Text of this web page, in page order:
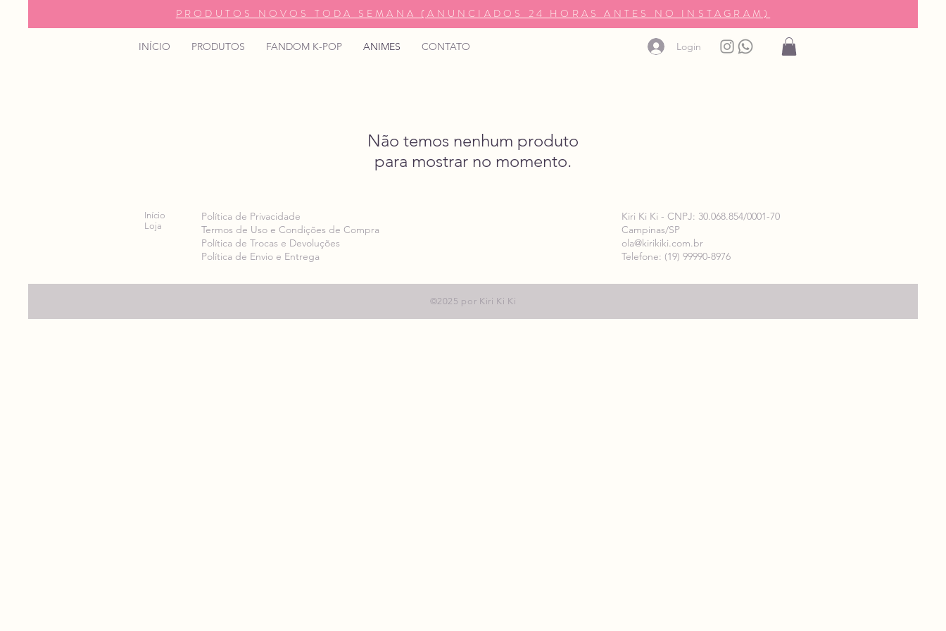
PRODUTOS NOVOS TODA SEMANA (ANUNCIADOS 24 HORAS ANTES NO INSTAGRAM)
INÍCIO PRODUTOS FANDOM K-POP ANIMES CONTATO Login
Não temos nenhum produto
para mostrar no momento.
Início
Loja
Política de Privacidade
Termos de Uso e Condições de Compra
Política de Trocas e Devoluções
Política de Envio e Entrega
Kiri Ki Ki - CNPJ: 30.068.854/0001-70
Campinas/SP
ola@kirikiki.com.br
Telefone: (19) 99990-8976
©2025 por Kiri Ki Ki